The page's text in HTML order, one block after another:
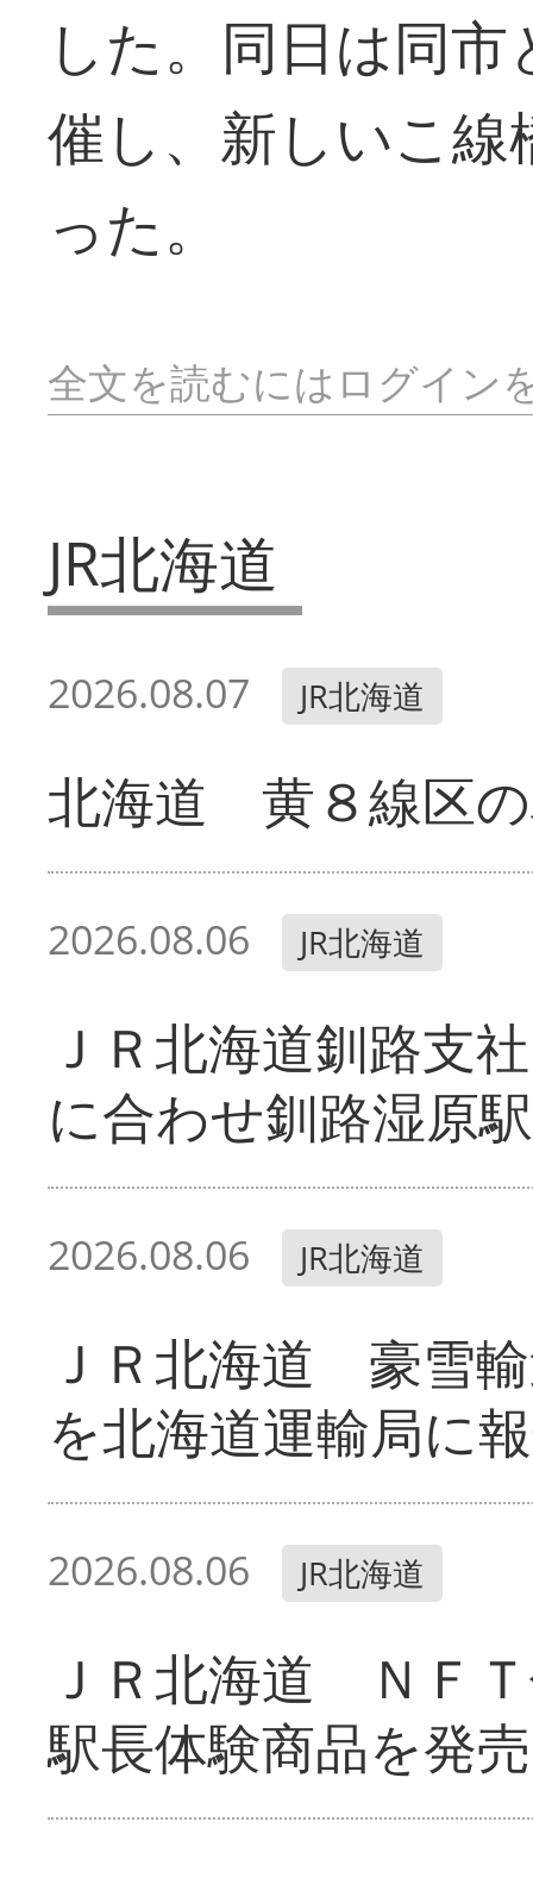
した。同日は同
催し、新しいこ
った。
全文を読むにはログイン
JR北海道
2026.08.07 JR北海道
北海道 黄８線区
2026.08.06 JR北海道
ＪＲ北海道釧路支
に合わせ釧路湿原
2026.08.06 JR北海道
ＪＲ北海道 豪雪
を北海道運輸局に
2026.08.06 JR北海道
ＪＲ北海道 ＮＦ
駅長体験商品を発売